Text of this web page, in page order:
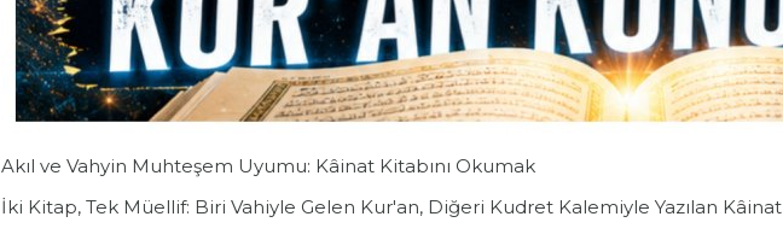
Akıl ve Vahyin Muhteşem Uyumu: Kâinat Kitabını Okumak
İki Kitap, Tek Müellif: Biri Vahiyle Gelen Kur'an, Diğeri Kudret Kalemiyle Yazılan Kâinat